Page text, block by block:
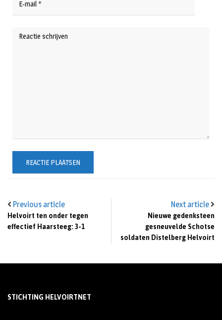
Previous article
Helvoirt ten onder tegen
effectief Haarsteeg: 3-1
Next article
Nieuwe gedenksteen
gesneuvelde Schotse
soldaten Distelberg Helvoirt
STICHTING HELVOIRTNET